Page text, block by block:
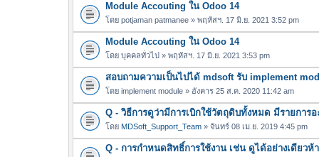
ฟ
ล์
แ
น
บ
Module Accouting ใน Odoo 14
โดย potjaman patmanee » พฤหัสฯ. 17 มิ.ย. 2021 3:52 pm
Module Accouting ใน Odoo 14
โดย บุคคลทั่วไป » พฤหัสฯ. 17 มิ.ย. 2021 3:53 pm
สอบถามความเป็นไปได้ mdsoft รับ implement
โดย implement module » อังคาร 25 ส.ค. 2020 11:42 am
Q - วิธีการดูว่ามีการเบิกใช้วัตถุดิบทั้งหมด มีรายการ
โดย MDSoft_Support_Team » จันทร์ 08 เม.ย. 2019 4:45 pm
Q - การกำหนดสิทธิ์การใช้งาน เช่น ดูได้อย่างเดียว